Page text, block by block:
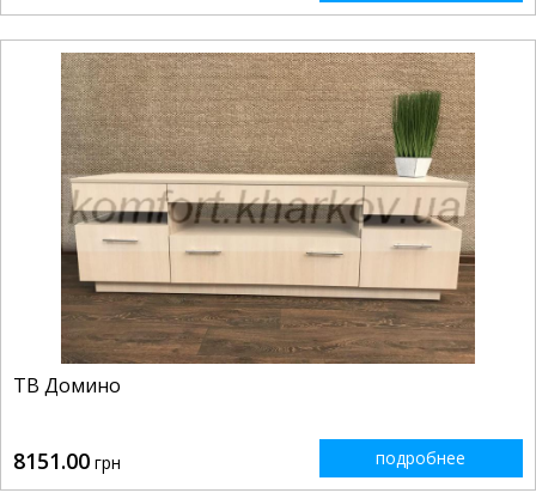
ТВ Домино
8151.00 грн подробнее